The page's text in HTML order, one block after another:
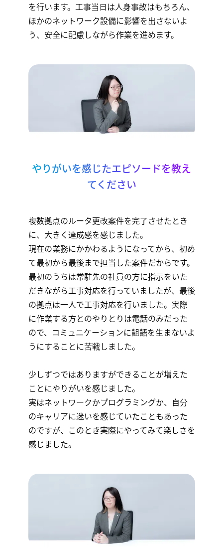
を行います。工事当日は人身事故はもちろん、
ほかのネットワーク設備に影響を出さないよ
う、安全に配慮しながら作業を進めます。
やりがいを感じたエピソードを教え
てください
複数拠点のルータ更改案件を完了させたとき
に、大きく達成感を感じました。
現在の業務にかかわるようになってから、初め
て最初から最後まで担当した案件だからです。
最初のうちは常駐先の社員の方に指示をいた
だきながら工事対応を行っていましたが、最後
の拠点は一人で工事対応を行いました。実際
に作業する方とのやりとりは電話のみだった
ので、コミュニケーションに齟齬を生まないよ
うにすることに苦戦しました。
少しずつではありますができることが増えた
ことにやりがいを感じました。
実はネットワークかプログラミングか、自分
のキャリアに迷いを感じていたこともあった
のですが、このとき実際にやってみて楽しさを
感じました。